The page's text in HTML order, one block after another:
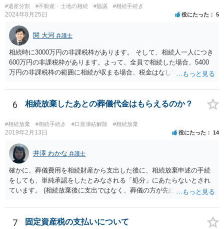
伸長して調査したところ、サラ金に対する過払金など相当な財産が見
つかったため相続したという事例がありました。
#遺産分割 #不動産・土地の相続 #協議 #相続手続き
2024年8月25日 役にたった 5
関 大河 弁護士
相続時に3000万円の非課税枠があります。 そして、相続人一人につき
600万円の非課税枠があります。よって、全員で相続した場合、5400
万円の非課税枠の範囲に相続が収まる場合、税金はなしです。 一人が
範囲となります。 一般的には、全員で相続する方が税金はお得です。
また、全員で相続しても、話し合いの結果、親がすべて相続と決める
0万円分使えます。 父が亡くなり、母が全部相続すると、母から三人
で相続する際は、4800万円が非課税枠となります。 そうすると、母が
亡くなってから相続すると、両親のどちらかが亡くなってから相続す
るより非課税の枠が減少します。 計画的に相続をするのがおすすめと
いうことになります。これ以外にも気をつける点はあるかもしれませ
んので、一度相談して想定するのがおすすめと思います。
6 相続放棄したあとの葬儀代金はもらえるのか？
#相続放棄 #相続手続き #口座凍結解除 #相続放棄
2019年2月13日 役にたった 14
井澤 わかな 弁護士
確かに、葬儀費用を相続財産から支出した後に、相続放棄申述の手続
をしても、単純承認をしたとみなされる「処分」にあたらないとされ
ています。 (相続放棄後に支出ではなく、葬儀の方が先に来るのが通常
述の手続ということだと思いますが) ただ、葬儀費用ならいくらでもよ
いということではなく、身分相応の、社会的儀式として当然認められ
7 固定資産税の支払いについて